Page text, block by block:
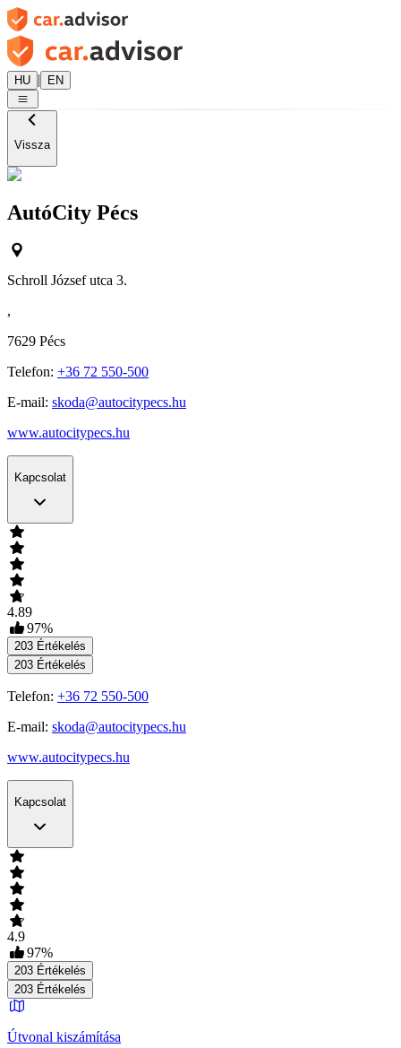
HU | EN
Vissza
AutóCity Pécs
Schroll József utca 3.
,
7629 Pécs
Telefon: +36 72 550-500
E-mail: skoda@autocitypecs.hu
www.autocitypecs.hu
Kapcsolat
4.89
97%
203 Értékelés
203 Értékelés
Telefon: +36 72 550-500
E-mail: skoda@autocitypecs.hu
www.autocitypecs.hu
Kapcsolat
4.9
97%
203 Értékelés
203 Értékelés
Útvonal kiszámítása